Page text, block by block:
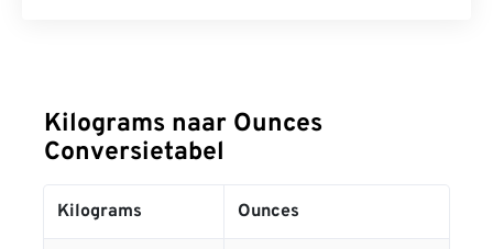
Kilograms naar Ounces
Conversietabel
Kilograms Ounces